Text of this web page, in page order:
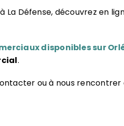
La Défense, découvrez en
disponibles sur
.
ou à nous